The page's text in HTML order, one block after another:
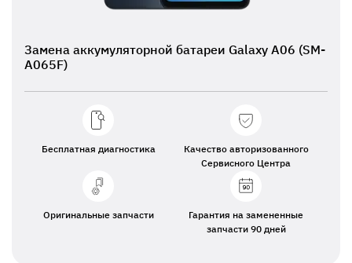
Замена аккумуляторной батареи Galaxy A06 (SM-
A065F)
Бесплатная диагностика
Качество авторизованного
Сервисного Центра
Оригинальные запчасти
Гарантия на замененные
запчасти 90 дней